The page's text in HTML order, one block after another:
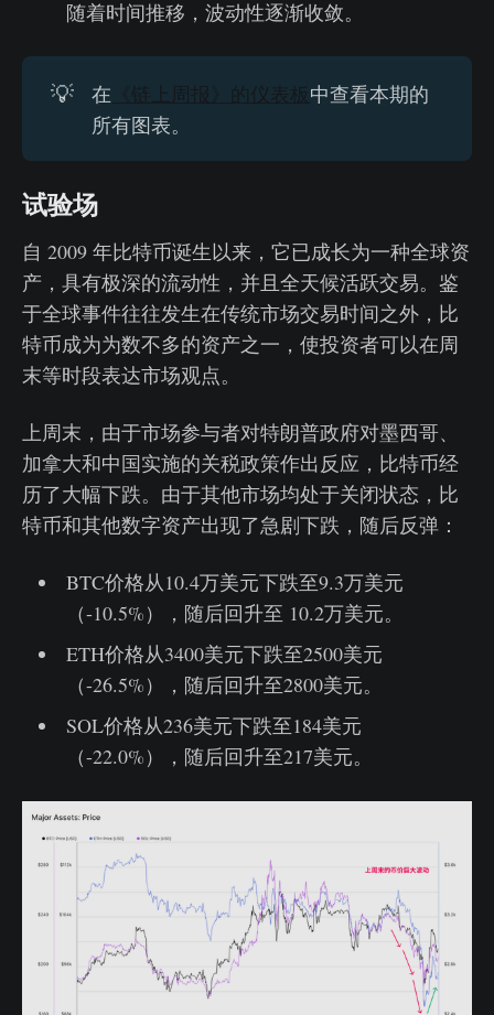
随着时间推移，波动性逐渐收敛。
💡 在 《链上周报》的仪表板中查看本期的
所有图表。
试验场
自 2009 年比特币诞生以来，它已成长为一种全球资
产，具有极深的流动性，并且全天候活跃交易。鉴
于全球事件往往发生在传统市场交易时间之外，比
特币成为为数不多的资产之一，使投资者可以在周
末等时段表达市场观点。
上周末，由于市场参与者对特朗普政府对墨西哥、
加拿大和中国实施的关税政策作出反应，比特币经
历了大幅下跌。由于其他市场均处于关闭状态，比
特币和其他数字资产出现了急剧下跌，随后反弹：
BTC价格从10.4万美元下跌至9.3万美元
（-10.5%），随后回升至 10.2万美元。
ETH价格从3400美元下跌至2500美元
（-26.5%），随后回升至2800美元。
SOL价格从236美元下跌至184美元
（-22.0%），随后回升至217美元。